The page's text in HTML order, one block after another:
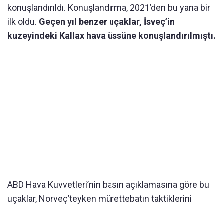
konuşlandırıldı. Konuşlandırma, 2021’den bu yana bir
ilk oldu. Geçen yıl benzer uçaklar, İsveç’in
kuzeyindeki Kallax hava üssüne konuşlandırılmıştı.
ABD Hava Kuvvetleri’nin basın açıklamasına göre bu
uçaklar, Norveç’teyken mürettebatın taktiklerini